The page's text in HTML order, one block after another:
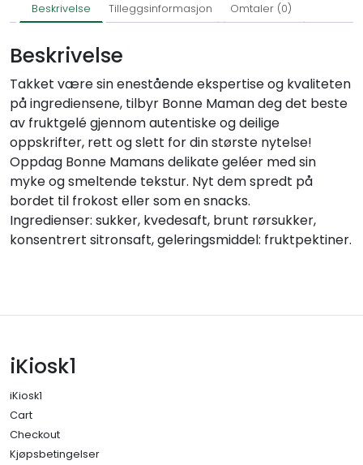
Beskrivelse Tilleggsinformasjon Omtaler (0)
Beskrivelse
Takket være sin enestående ekspertise og kvaliteten
på ingrediensene, tilbyr Bonne Maman deg det beste
av fruktgelé gjennom autentiske og deilige
oppskrifter, rett og slett for din største nytelse!
Oppdag Bonne Mamans delikate geléer med sin
myke og smeltende tekstur. Nyt dem spredt på
bordet til frokost eller som en snacks.
Ingredienser: sukker, kvedesaft, brunt rørsukker,
konsentrert sitronsaft, geleringsmiddel: fruktpektiner.
iKiosk1
iKiosk1
Cart
Checkout
Kjøpsbetingelser